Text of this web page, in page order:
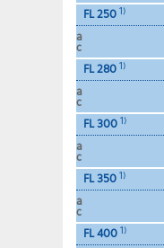
FL 250 1)
a
c
FL 280 1)
a
c
FL 300 1)
a
c
FL 350 1)
a
c
FL 400 1)